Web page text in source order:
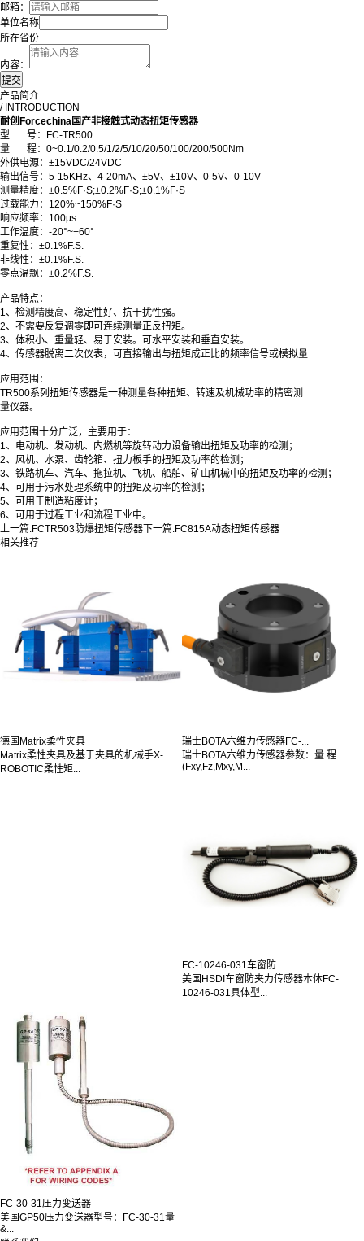
邮箱：
单位名称
所在省份
内容：
产品简介
/ INTRODUCTION
耐创Forcechina国产非接触式动态扭矩传感器
型 号：
FC-TR500
量 程：0~0.1/0.2/0.5/1/2/5/10/20/50/100/200/500Nm
外供电源： ±15VDC/24VDC
输出信号： 5-15KHz、4-20mA、±5V、±10V、0-5V、0-10V
测量精度： ±0.5%F·S;±0.2%F·S;±0.1%F·S
过载能力 ： 120%~150%F·S
响应频率： 100μs
工作温度： -20°~+60°
重复性 ： ±0.1%F.S.
非线性 ： ±0.1%F.S.
零点温飘： ±0.2%F.S.
产品特点 ：
1、检测精度高、稳定性好、抗干扰性强。
2、不需要反复调零即可连续测量正反扭矩。
3、体积小、重量轻、易于安装。可水平安装和垂直安装。
4、传感器脱离二次仪表，可直接输出与扭矩成正比的频率信号或模拟量
应用范围 ：
TR500系列扭矩传感器是一种测量各种扭矩、转速及机械功率的精密测
量仪器。
应用范围十分广泛，主要用于：
1、电动机、发动机、内燃机等旋转动力设备输出扭矩及功率的检测；
2、风机、水泵、齿轮箱、扭力板手的扭矩及功率的检测；
3、铁路机车、汽车、拖拉机、飞机、船舶、矿山机械中的扭矩及功率的检测；
4、可用于污水处理系统中的扭矩及功率的检测；
5、可用于制造粘度计；
6、可用于过程工业和流程工业中。
上一篇:FCTR503防爆扭矩传感器 下一篇:FC815A动态扭矩传感器
相关推荐
德国Matrix柔性夹具
Matrix柔性夹具及基于夹具的机械手X-
ROBOTIC柔性矩...
瑞士BOTA六维力传感器FC-...
瑞士BOTA六维力传感器参数：量 程
(Fxy,Fz,Mxy,M...
FC-10246-031车窗防...
美国HSDI车窗防夹力传感器本体FC-
10246-031具体型...
FC-30-31压力变送器
美国GP50压力变送器型号：FC-30-31量
&...